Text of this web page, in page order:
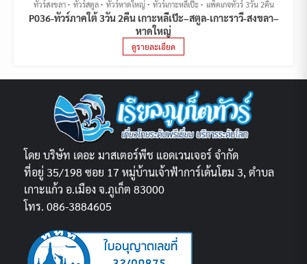
ทัวร์สงขลา ทัวร์สตูล ทัวร์หาดใหญ่ ทัวร์เกาะหลีเป๊ะ แพ็คเกจทัวร์ 3วัน 2คืน
P036-ทัวร์ภาคใต้ 3วัน 2คืน เกาะหลีเป๊ะ–สตูล-เกาะราวี-สงขลา–
หาดใหญ่
ดูรายละเอียด
โดย บริษัท เดอะ มาสเตอร์พีช แอดเวนเจอร์ จำกัด
ที่อยู่ 35/198 ซอย 17 หมู่บ้านเจ้าฟ้าการ์เด้นโฮม 3, ตำบล
เกาะแก้ว อ.เมือง จ.ภูเก็ต 83000
โทร. 086-3884605